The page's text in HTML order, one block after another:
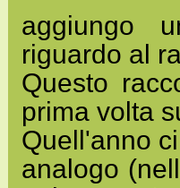
aggiungo
riguardo al
Questo
prima volta
Quell'anno
analogo